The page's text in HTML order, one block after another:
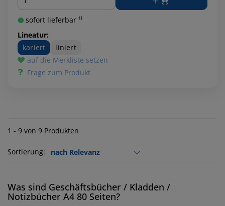
sofort lieferbar ¹⁾
Lineatur:
kariert
liniert
auf die Merkliste setzen
Frage zum Produkt
1 - 9 von 9 Produkten
Sortierung:
Was sind Geschäftsbücher / Kladden /
Notizbücher A4 80 Seiten?